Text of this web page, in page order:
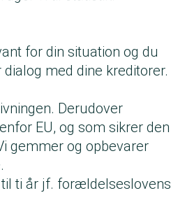
for din situation og du
med dine kreditorer.
Derudover
EU, og som sikrer den
gemmer og opbevarer
ti år jf. forældelseslovens